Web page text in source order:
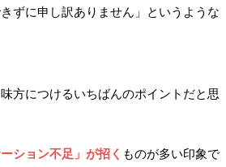
ずに申し訳ありません」というような
方につけるいちばんのポイントだと思
ーション不足」が招く ものが多い印象で